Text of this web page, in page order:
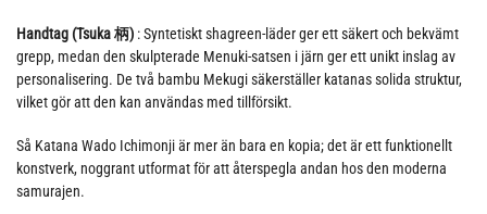
Handtag (Tsuka 柄) : Syntetiskt shagreen-läder ger ett säkert och bekvämt
grepp, medan den skulpterade Menuki-satsen i järn ger ett unikt inslag av
personalisering. De två bambu Mekugi säkerställer katanas solida struktur,
vilket gör att den kan användas med tillförsikt.
Så Katana Wado Ichimonji är mer än bara en kopia; det är ett funktionellt
konstverk, noggrant utformat för att återspegla andan hos den moderna
samurajen.